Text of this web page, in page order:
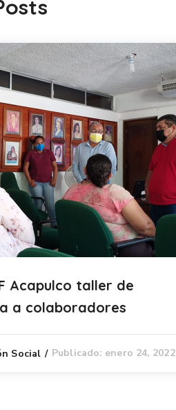
Acapulco taller de
a colaboradores
Social Publicado: enero 24, 2022